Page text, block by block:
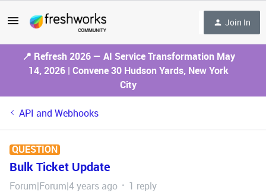
Join In
📍 Refresh 2026 — AI Service Transformation May
14, 2026 | Convene 30 Hudson Yards, New York
City
API and Webhooks
QUESTION
Bulk Ticket Update
Forum|Forum|4 years ago 1 reply